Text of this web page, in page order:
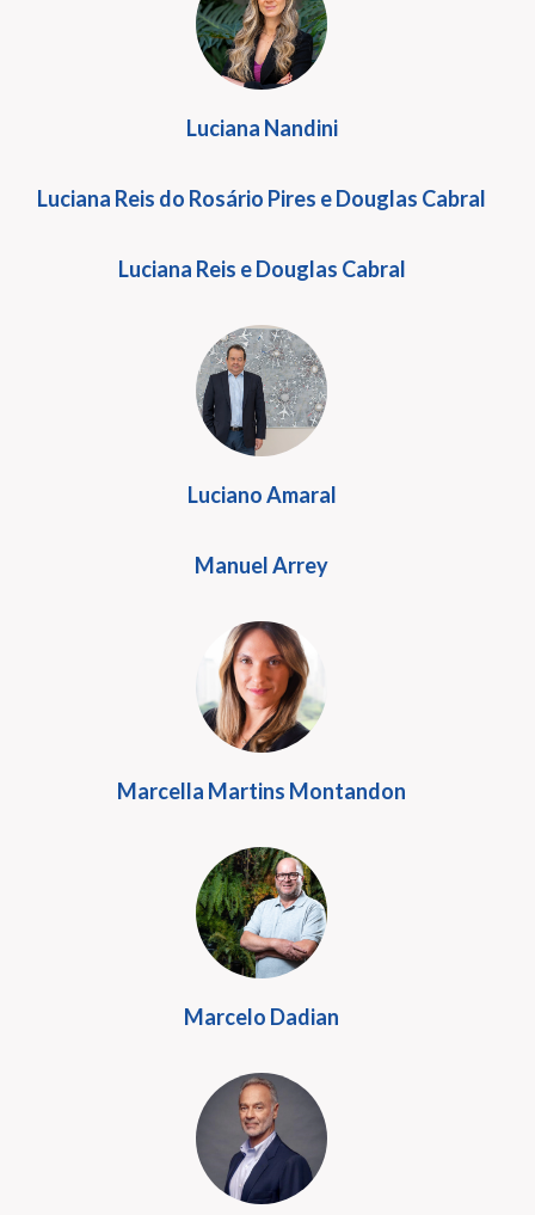
Luciana Nandini
Luciana Reis do Rosário Pires e Douglas Cabral
Luciana Reis e Douglas Cabral
Luciano Amaral
Manuel Arrey
Marcella Martins Montandon
Marcelo Dadian